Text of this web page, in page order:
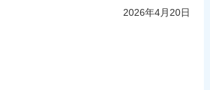
2026年4月20日